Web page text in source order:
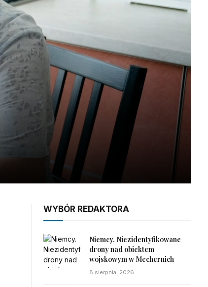
WYBÓR REDAKTORA
Niemcy. Niezidentyfikowane
drony nad obiektem
wojskowym w Mechernich
8 sierpnia, 2026